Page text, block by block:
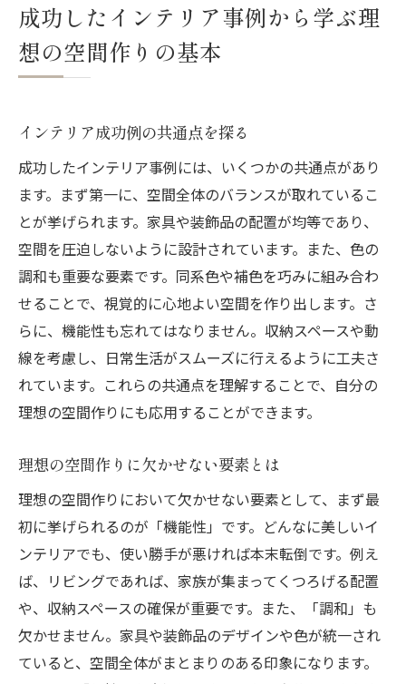
理想の空間作りにおける機能性と美観のバ
ランス
成功例に学ぶコンセプトとテーマの重要性
訣
成功したレイアウトのポイントを分析
空間を有効活用するためのレイアウトの工
夫
インテリア成功例に見るゾーニングの重要
性
家具配置の秘訣と実例
成功例から学ぶ動線計画の基本
快適な空間作りのためのレイアウト技術
理想のインテリアを実現するための色と光の使
成功例にみる色彩の選び方
理想の空間を作る配色のテクニック
光の使い方で空間の印象を変える方法
成功したインテリア事例に学ぶ照明計画
自然光を最大限に活用するアイデア
色と光のバランスで作る心地よい空間
成功したインテリア事例を元に家全体の雰囲気
成功したインテリア事例から学ぶ理
想の空間作りの基本
インテリア成功例の共通点を探る
成功したインテリア事例には、いくつかの共通点があり
ます。まず第一に、空間全体のバランスが取れているこ
とが挙げられます。家具や装飾品の配置が均等であり、
空間を圧迫しないように設計されています。また、色の
調和も重要な要素です。同系色や補色を巧みに組み合わ
せることで、視覚的に心地よい空間を作り出します。さ
らに、機能性も忘れてはなりません。収納スペースや動
線を考慮し、日常生活がスムーズに行えるように工夫さ
れています。これらの共通点を理解することで、自分の
理想の空間作りにも応用することができます。
理想の空間作りに欠かせない要素とは
理想の空間作りにおいて欠かせない要素として、まず最
初に挙げられるのが「機能性」です。どんなに美しいイ
ンテリアでも、使い勝手が悪ければ本末転倒です。例え
ば、リビングであれば、家族が集まってくつろげる配置
や、収納スペースの確保が重要です。また、「調和」も
欠かせません。家具や装飾品のデザインや色が統一され
ていると、空間全体がまとまりのある印象になります。